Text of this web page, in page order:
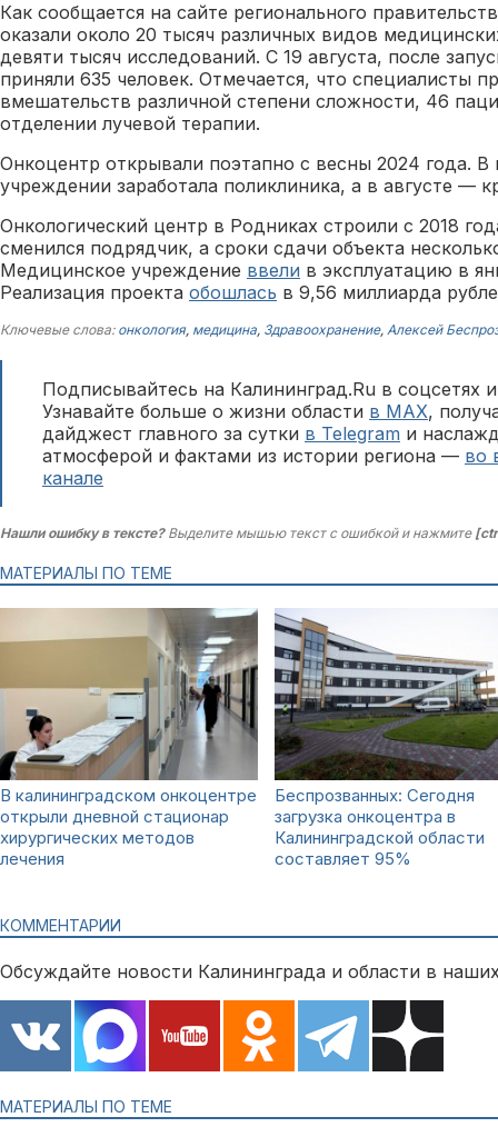
Как сообщается на сайте регионального
оказали около 20 тысяч различных видов
девяти тысяч исследований. С 19 августа, после
приняли 635 человек. Отмечается, что специалисты
вмешательств различной степени сложности, 46
отделении лучевой терапии.
Онкоцентр открывали поэтапно с весны 2024 года.
учреждении заработала поликлиника, а в августе —
Онкологический центр в Родниках строили с 2018
сменился подрядчик, а сроки сдачи объекта
Медицинское учреждение ввели в эксплуатацию в
Реализация проекта обошлась в 9,56 миллиарда
Ключевые слова: онкология, медицина, Здравоохранение, Алексей
Подписывайтесь на Калининград.Ru в соцсетях
Узнавайте больше о жизни области в MAX,
дайджест главного за сутки в Telegram и
атмосферой и фактами из истории региона — во
канале
Нашли ошибку в тексте?Выделите мышью текст с ошибкой и нажмите
МАТЕРИАЛЫ ПО ТЕМЕ
В калининградском онкоцентре
открыли дневной стационар
хирургических методов
лечения
Беспрозванных: Сегодня
загрузка онкоцентра в
Калининградской области
составляет 95%
КОММЕНТАРИИ
Обсуждайте новости Калининграда и области в
МАТЕРИАЛЫ ПО ТЕМЕ